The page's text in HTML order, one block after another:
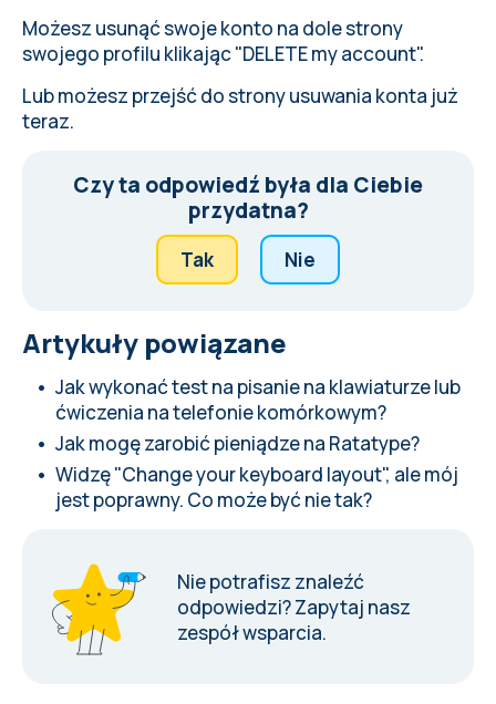
Możesz usunąć swoje konto na dolestrony
swojego profilu klikając "DELETE my account".
Lub możesz przejść dostrony usuwania konta już
teraz.
Czy ta odpowiedź była dla Ciebie
przydatna?
Tak Nie
Artykuły powiązane
Jak wykonać test na pisanie na klawiaturze lub
ćwiczenia na telefonie komórkowym?
Jak mogę zarobić pieniądze na Ratatype?
Widzę "Change your keyboard layout", ale mój
jest poprawny. Co może być nie tak?
Nie potrafisz znaleźć
odpowiedzi?Zapytaj nasz
zespół wsparcia.